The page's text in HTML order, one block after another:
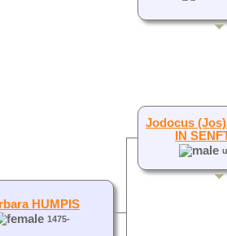
HUMPIS
1475-
Jodocus
IN